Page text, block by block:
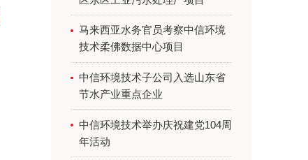
马来西亚水务官员考察中信环境
技术柔佛数据中心项目
中信环境技术子公司入选山东省
节水产业重点企业
中信环境技术举办庆祝建党104周
年活动